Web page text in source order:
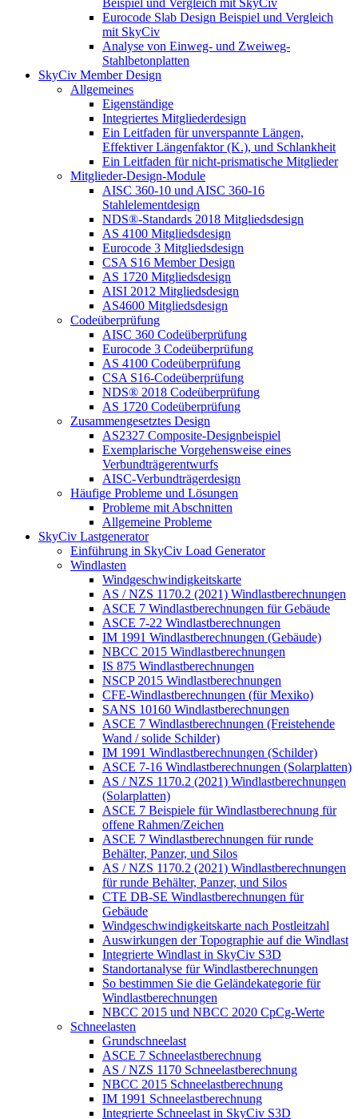
Beispiel und Vergleich mit SkyCiv
Eurocode Slab Design Beispiel und Vergleich
mit SkyCiv
Analyse von Einweg- und Zweiweg-
Stahlbetonplatten
SkyCiv Member Design
Allgemeines
Eigenständige
Integriertes Mitgliederdesign
Ein Leitfaden für unverspannte Längen,
Effektiver Längenfaktor (K.), und Schlankheit
Ein Leitfaden für nicht-prismatische Mitglieder
Mitglieder-Design-Module
AISC 360-10 und AISC 360-16
Stahlelementdesign
NDS®-Standards 2018 Mitgliedsdesign
AS 4100 Mitgliedsdesign
Eurocode 3 Mitgliedsdesign
CSA S16 Member Design
AS 1720 Mitgliedsdesign
AISI 2012 Mitgliedsdesign
AS4600 Mitgliedsdesign
Codeüberprüfung
AISC 360 Codeüberprüfung
Eurocode 3 Codeüberprüfung
AS 4100 Codeüberprüfung
CSA S16-Codeüberprüfung
NDS® 2018 Codeüberprüfung
AS 1720 Codeüberprüfung
Zusammengesetztes Design
AS2327 Composite-Designbeispiel
Exemplarische Vorgehensweise eines
Verbundträgerentwurfs
AISC-Verbundträgerdesign
Häufige Probleme und Lösungen
Probleme mit Abschnitten
Allgemeine Probleme
SkyCiv Lastgenerator
Einführung in SkyCiv Load Generator
Windlasten
Windgeschwindigkeitskarte
AS / NZS 1170.2 (2021) Windlastberechnungen
ASCE 7 Windlastberechnungen für Gebäude
ASCE 7-22 Windlastberechnungen
IM 1991 Windlastberechnungen (Gebäude)
NBCC 2015 Windlastberechnungen
IS 875 Windlastberechnungen
NSCP 2015 Windlastberechnungen
CFE-Windlastberechnungen (für Mexiko)
SANS 10160 Windlastberechnungen
ASCE 7 Windlastberechnungen (Freistehende
Wand / solide Schilder)
IM 1991 Windlastberechnungen (Schilder)
ASCE 7-16 Windlastberechnungen (Solarplatten)
AS / NZS 1170.2 (2021) Windlastberechnungen
(Solarplatten)
ASCE 7 Beispiele für Windlastberechnung für
offene Rahmen/Zeichen
ASCE 7 Windlastberechnungen für runde
Behälter, Panzer, und Silos
AS / NZS 1170.2 (2021) Windlastberechnungen
für runde Behälter, Panzer, und Silos
CTE DB-SE Windlastberechnungen für
Gebäude
Windgeschwindigkeitskarte nach Postleitzahl
Auswirkungen der Topographie auf die Windlast
Integrierte Windlast in SkyCiv S3D
Standortanalyse für Windlastberechnungen
So bestimmen Sie die Geländekategorie für
Windlastberechnungen
NBCC 2015 und NBCC 2020 CpCg-Werte
Schneelasten
Grundschneelast
ASCE 7 Schneelastberechnung
AS / NZS 1170 Schneelastberechnung
NBCC 2015 Schneelastberechnung
IM 1991 Schneelastberechnung
Integrierte Schneelast in SkyCiv S3D